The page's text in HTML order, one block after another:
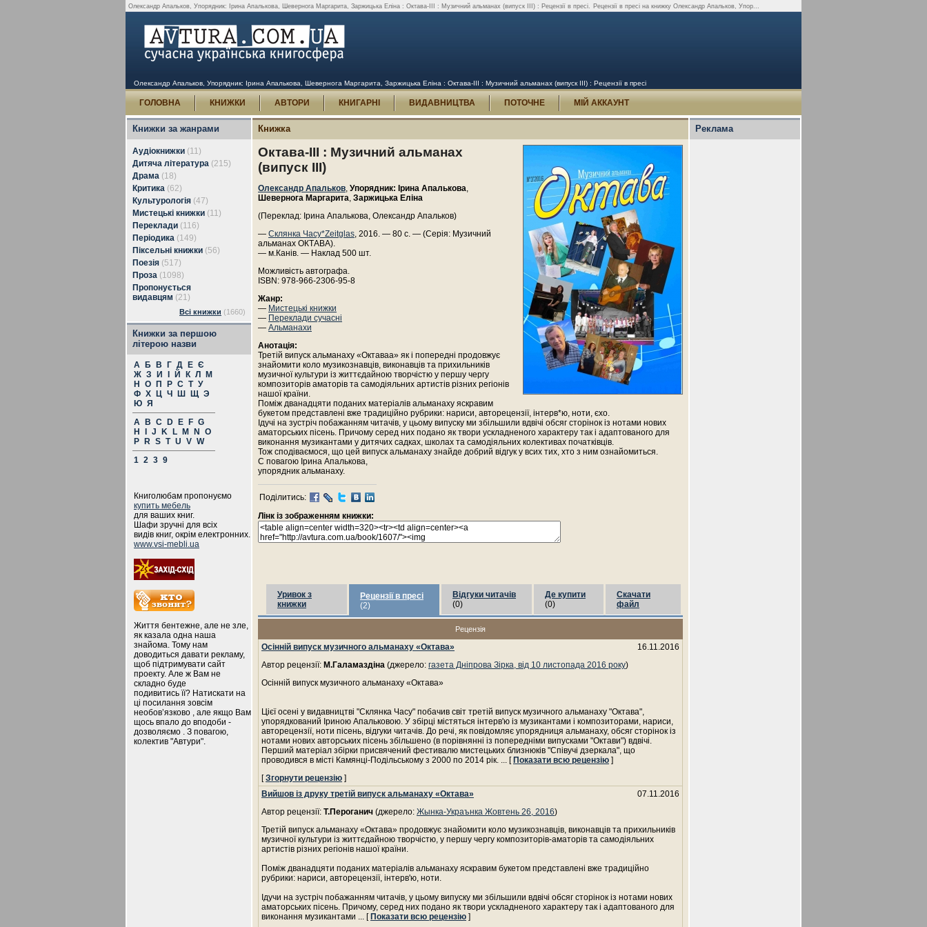
Олександр Апальков, Упорядник: Ірина Апалькова, Шевернога Маргарита, Заржицька Еліна : Октава-III : Музичний альманах (випуск III) : Рецензії в пресі. Рецензії в пресі на книжку Олександр Апальков, Упор...
Олександр Апальков, Упорядник: Ірина Апалькова, Шевернога Маргарита, Заржицька Еліна : Октава-III : Музичний альманах (випуск III) : Рецензії в пресі
ГОЛОВНА КНИЖКИ АВТОРИ КНИГАРНІ ВИДАВНИЦТВА ПОТОЧНЕ МІЙ АККАУНТ
Книжки за жанрами
Аудіокнижки (11)
Дитяча література (215)
Драма (18)
Критика (62)
Культурологія (47)
Мистецькі книжки (11)
Переклади (116)
Періодика (149)
Піксельні книжки (56)
Поезія (517)
Проза (1098)
Пропонується
видавцям (21)
Всі книжки (1660)
Книжки за першою
літерою назви
А Б В Г Д Е Є
Ж З И Й К Л
М
Н
О П Р С Т У
Ф Х Ц Ч Ш Щ Э
Ю Я
A
B C D E F G
H
J K L M N
O
P
R S T U V W
1 2 3 9
Книголюбам пропонуємо
купить мебель
для ваших книг.
Шафи зручні для всіх
видів книг, окрім електронних.
www.vsi-mebli.ua
Життя бентежне, але не зле,
як казала одна наша
знайома. Тому нам
доводиться давати рекламу,
щоб підтримувати сайт
проекту. Але ж Вам не
складно буде
подивитись її? Натискати на
ці посилання зовсім
необов’язково , але якщо Вам
щось впало до вподоби -
дозволяємо . З повагою,
колектив "Автури".
Книжка
Октава-III : Музичний альманах
(випуск III)
Олександр Апальков, Упорядник: Ірина Апалькова,
Шевернога Маргарита, Заржицька Еліна
(Переклад: Ірина Апалькова, Олександр Апальков)
— Склянка Часу*Zeitglas, 2016. — 80 с. — (Серія: Музичний
альманах ОКТАВА).
— м.Канів. — Наклад 500 шт.
Можливість автографа.
ISBN: 978-966-2306-95-8
Жанр:
— Мистецькі книжки
— Переклади сучасні
— Альманахи
Анотація:
Третій випуск альманаху «Октаваа» як і попередні продовжує
знайомити коло музикознавців, виконавців та прихильників
музичної культури із життєдайною творчістю у першу чергу
композиторів аматорів та самодіяльних артистів різних регіонів
нашої країни.
Поміж дванадцяти поданих матеріалів альманаху яскравим
букетом представлені вже традиційно рубрики: нариси, авторецензії, інтерв*ю, ноти, єхо.
Ідучі на зустріч побажанням читачів, у цьому випуску ми збільшили вдвічі обсяг сторінок із нотами нових
аматорських пісень. Причому серед них подано як твори ускладненого характеру так і адаптованого для
виконання музикантами у дитячих садках, школах та самодіяльних колективах початківців.
Тож сподіваємося, що цей випуск альманаху знайде добрий відгук у всих тих, хто з ним ознайомиться.
С повагою Ірина Апалькова,
упорядник альманаху.
Поділитись:
Лінк із зображенням книжки:
Уривок з
книжки
Рецензії в пресі
(2)
Відгуки читачів
(0)
Де купити
(0)
Скачати
файл
Рецензія
16.11.2016
Осінній випуск музичного альманаху «Октава»
Автор рецензії: М.Галамаздіна (джерело: газета Дніпрова Зірка, від 10 листопада 2016 року)
Осінній випуск музичного альманаху «Октава»
Цієї осені у видавництві "Склянка Часу" побачив світ третій випуск музичного альманаху "Октава",
упорядкований Іриною Апальковою. У збірці містяться інтерв'ю із музикантами і композиторами, нариси,
авторецензії, ноти пісень, відгуки читачів. До речі, як повідомляє упорядниця альманаху, обсяг сторінок із
нотами нових авторських пісень збільшено (в порівнянні із попередніми випусками "Октави") вдвічі.
Перший матеріал збірки присвячений фестивалю мистецьких близнюків "Співучі дзеркала", що
проводився в місті Камянці-Подільському з 2000 по 2014 рік. ... [ Показати всю рецензію ]
[Згорнути рецензію ]
07.11.2016
Вийшов із друку третій випуск альманаху «Октава»
Автор рецензії: Т.Пероганич (джерело: Жынка-Украънка Жовтень 26, 2016)
Третій випуск альманаху «Октава» продовжує знайомити коло музикознавців, виконавців та прихильників
музичної культури із життєдайною творчістю, у першу чергу композиторів-аматорів та самодіяльних
артистів різних регіонів нашої країни.
Поміж дванадцяти поданих матеріалів альманаху яскравим букетом представлені вже традиційно
рубрики: нариси, авторецензії, інтерв'ю, ноти.
Ідучи на зустріч побажанням читачів, у цьому випуску ми збільшили вдвічі обсяг сторінок із нотами нових
аматорських пісень. Причому, серед них подано як твори ускладненого характеру так і адаптованого для
виконання музикантами ... [ Показати всю рецензію ]
Реклама